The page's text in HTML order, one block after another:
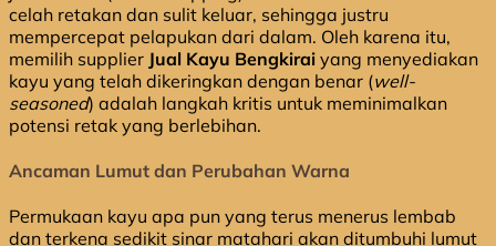
celah retakan dan sulit keluar, sehingga justru
mempercepat pelapukan dari dalam. Oleh karena itu,
memilih supplier Jual Kayu Bengkirai yang menyediakan
kayu yang telah dikeringkan dengan benar (well-
seasoned) adalah langkah kritis untuk meminimalkan
potensi retak yang berlebihan.
Ancaman Lumut dan Perubahan Warna
Permukaan kayu apa pun yang terus menerus lembab
dan terkena sedikit sinar matahari akan ditumbuhi lumut